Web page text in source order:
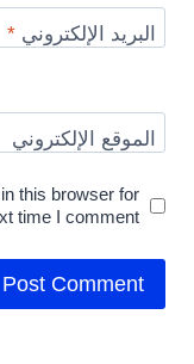
البريد الإلكتروني*
الموقع الإلكتروني
this browser for
time I comment.